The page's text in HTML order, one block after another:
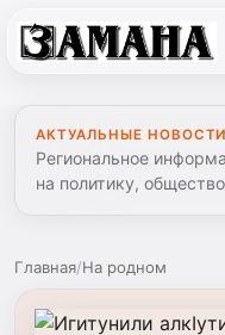
АКТУАЛЬНЫЕ
Региональное
на политику,
Главная/На родном